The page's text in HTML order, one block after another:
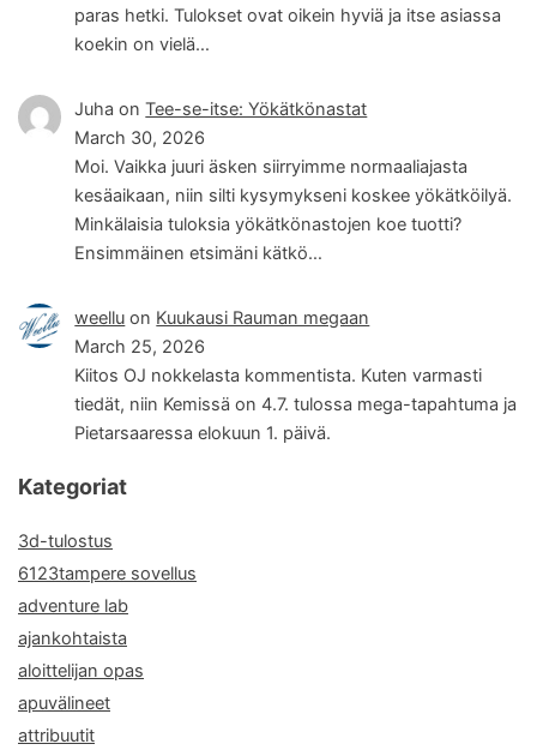
paras hetki. Tulokset ovat oikein hyviä ja itse asiassa
koekin on vielä…
Juha onTee-se-itse: Yökätkönastat
March 30, 2026
Moi. Vaikka juuri äsken siirryimme normaaliajasta
kesäaikaan, niin silti kysymykseni koskee yökätköilyä.
Minkälaisia tuloksia yökätkönastojen koe tuotti?
Ensimmäinen etsimäni kätkö…
weellu on Kuukausi Rauman megaan
March 25, 2026
Kiitos OJ nokkelasta kommentista. Kuten varmasti
tiedät, niin Kemissä on 4.7. tulossa mega-tapahtuma ja
Pietarsaaressa elokuun 1. päivä.
Kategoriat
3d-tulostus
6123tampere sovellus
adventure lab
ajankohtaista
aloittelijan opas
apuvälineet
attribuutit